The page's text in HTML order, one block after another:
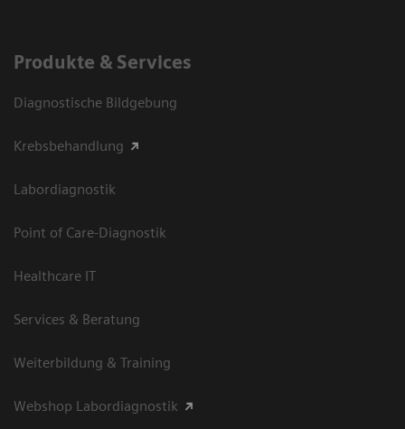
Produkte & Services
Diagnostische Bildgebung
Krebsbehandlung
Labordiagnostik
Point of Care-Diagnostik
Healthcare IT
Services & Beratung
Weiterbildung & Training
Webshop Labordiagnostik